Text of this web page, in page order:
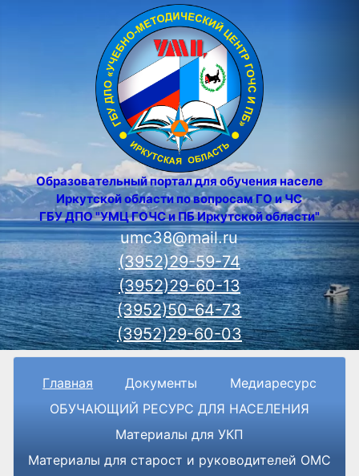
Образовательный портал для обучения населения
Иркутской области по вопросам ГО и ЧС
ГБУ ДПО "УМЦ ГОЧС и ПБ Иркутской области"
umc38@mail.ru
(3952)29-59-74
(3952)29-60-13
(3952)50-64-73
(3952)29-60-03
Главная Документы
Медиаресурс
ОБУЧАЮЩИЙ РЕСУРС ДЛЯ НАСЕЛЕНИЯ
Материалы для УКП
Материалы для старост и руководителей ОМС